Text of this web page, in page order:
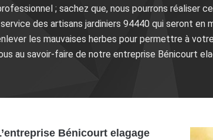
; sachez que, nous pourrons
des artisans jardiniers 94440 qui seront
les mauvaises herbes pour permettre à
au savoir-faire de notre entreprise Bénicourt
Bénicourt elagage